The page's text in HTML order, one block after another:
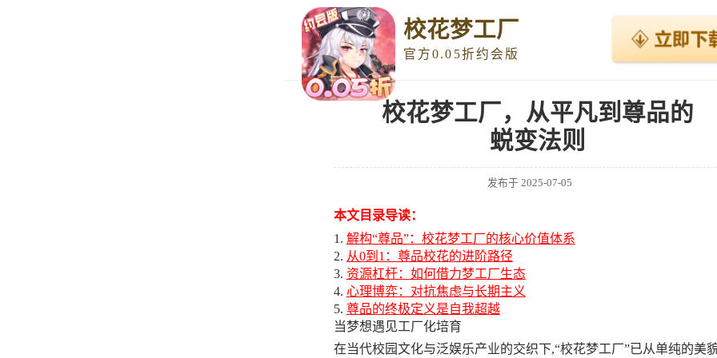
校花梦工厂
官方0.05折约会版
校花梦工厂，从平凡到尊品的
蜕变法则
发布于 2025-07-05
本文目录导读：
解构“尊品”：校花梦工厂的核心价值体系
从0到1：尊品校花的进阶路径
资源杠杆：如何借力梦工厂生态
心理博弈：对抗焦虑与长期主义
尊品的终极定义是自我超越
当梦想遇见工厂化培育
在当代校园文化与泛娱乐产业的交织下,“校花梦工厂”已从单纯的美